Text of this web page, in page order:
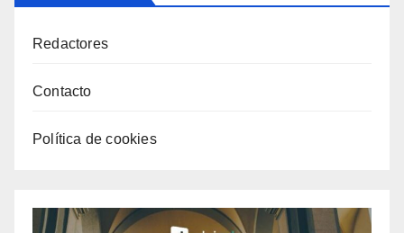
Redactores
Contacto
Política de cookies